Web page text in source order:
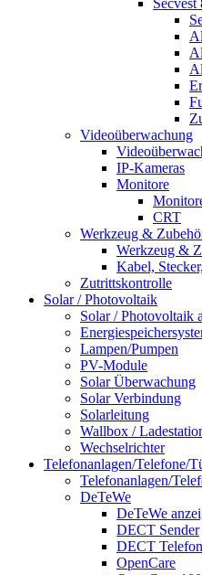
Videoüberwachung
IP-Kameras
Monitore
CRT
Werkzeug &
Werkzeug &
Kabel,
Zutrittskontrolle
Solar / Photovoltaik
Solar / Photovoltaik
Lampen/Pumpen
PV-Module
Solar Überwachung
Solar Verbindung
Solarleitung
Wallbox /
Wechselrichter
Telefonanlagen/Telefone/
Telefonanlagen/
DeTeWe
DeTeWe
DECT Sender
DECT
OpenCare